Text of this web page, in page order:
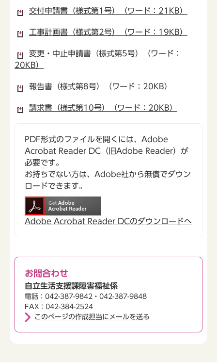
交付申請書（様式第1号）（ワード：21KB）
工事計画書（様式第2号）（ワード：19KB）
変更・中止申請書（様式第5号）（ワード：
20KB）
報告書（様式第8号）（ワード：20KB）
請求書（様式第10号）（ワード：20KB）
PDF形式のファイルを開くには、Adobe
Acrobat Reader DC（旧Adobe Reader）が
必要です。
お持ちでない方は、Adobe社から無償でダウン
ロードできます。
Adobe Acrobat Reader DCのダウンロードへ
お問合わせ
自立生活支援課障害福祉係
電話：042-387-9842・042-387-9848
FAX：042-384-2524
このページの作成担当にメールを送る